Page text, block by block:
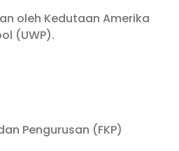
oleh Kedutaan Amerika
(UWP).
Pengurusan (FKP)